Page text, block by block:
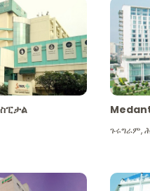
ጉሩግራም,